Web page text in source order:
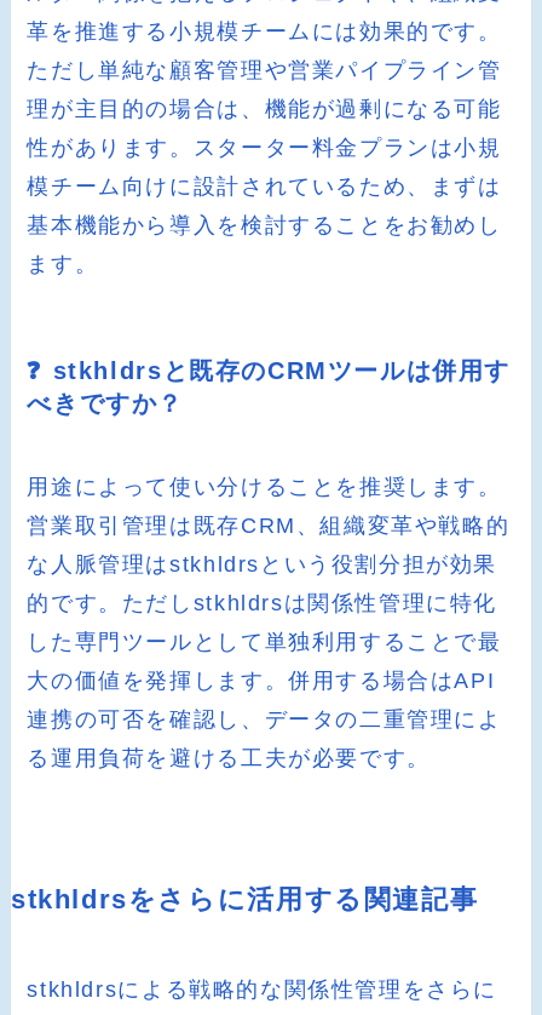
革を推進する小規模チームには効果的です。
ただし単純な顧客管理や営業パイプライン管
理が主目的の場合は、機能が過剰になる可能
性があります。スターター料金プランは小規
模チーム向けに設計されているため、まずは
基本機能から導入を検討することをお勧めし
ます。
❓ stkhldrsと既存のCRMツールは併用す
べきですか？
用途によって使い分けることを推奨します。
営業取引管理は既存CRM、組織変革や戦略的
な人脈管理はstkhldrsという役割分担が効果
的です。ただしstkhldrsは関係性管理に特化
した専門ツールとして単独利用することで最
大の価値を発揮します。併用する場合はAPI
連携の可否を確認し、データの二重管理によ
る運用負荷を避ける工夫が必要です。
stkhldrsをさらに活用する関連記事
stkhldrsによる戦略的な関係性管理をさらに